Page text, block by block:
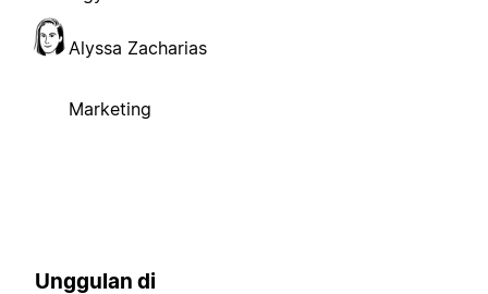
Alyssa Zacharias
Marketing
Unggulan di